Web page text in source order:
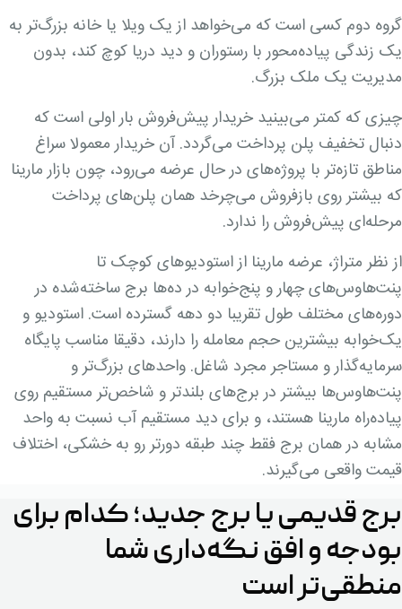
گروه دوم کسی است که می‌خواهد از یک ویلا یا خانه بزرگ‌تر به
یک زندگی پیاده‌محور با رستوران و دید دریا کوچ کند، بدون
مدیریت یک ملک بزرگ.
چیزی که کمتر می‌بینید خریدار پیش‌فروش بار اولی است که
دنبال تخفیف پلن پرداخت می‌گردد. آن خریدار معمولا سراغ
مناطق تازه‌تر با پروژه‌های در حال عرضه می‌رود، چون بازار مارینا
که بیشتر روی بازفروش می‌چرخد همان پلن‌های پرداخت
مرحله‌ای پیش‌فروش را ندارد.
از نظر متراژ، عرضه مارینا از استودیوهای کوچک تا
پنت‌هاوس‌های چهار و پنج‌خوابه در ده‌ها برج ساخته‌شده در
دوره‌های مختلف طول تقریبا دو دهه گسترده است. استودیو و
یک‌خوابه بیشترین حجم معامله را دارند، دقیقا مناسب پایگاه
سرمایه‌گذار و مستاجر مجرد شاغل. واحدهای بزرگ‌تر و
پنت‌هاوس‌ها بیشتر در برج‌های بلندتر و شاخص‌تر مستقیم روی
پیاده‌راه مارینا هستند، و برای دید مستقیم آب نسبت به واحد
مشابه در همان برج فقط چند طبقه دورتر رو به خشکی، اختلاف
قیمت واقعی می‌گیرند.
برج قدیمی یا برج جدید؛ کدام برای
بودجه و افق نگه‌داری شما
منطقی‌تر است